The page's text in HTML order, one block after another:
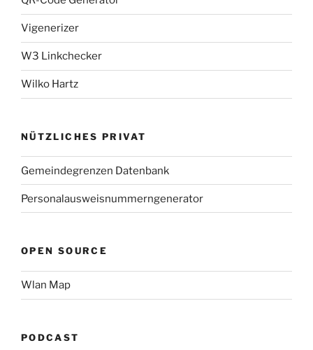
Vigenerizer
W3 Linkchecker
Wilko Hartz
NÜTZLICHES PRIVAT
Gemeindegrenzen Datenbank
Personalausweisnummerngenerator
OPEN SOURCE
Wlan Map
PODCAST